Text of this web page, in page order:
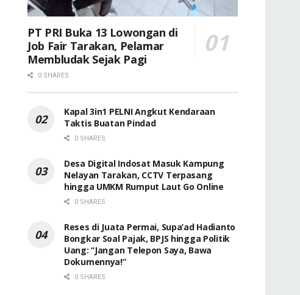
PT PRI Buka 13 Lowongan di
Job Fair Tarakan, Pelamar
Membludak Sejak Pagi
0 SHARES
Kapal 3in1 PELNI Angkut Kendaraan
Taktis Buatan Pindad
0 SHARES
Desa Digital Indosat Masuk Kampung
Nelayan Tarakan, CCTV Terpasang
hingga UMKM Rumput Laut Go Online
0 SHARES
Reses di Juata Permai, Supa’ad Hadianto
Bongkar Soal Pajak, BPJS hingga Politik
Uang: “Jangan Telepon Saya, Bawa
Dokumennya!”
0 SHARES